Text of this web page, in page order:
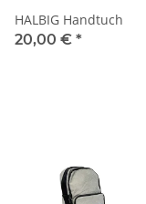
HALBIG Handtuch
20,00 € *